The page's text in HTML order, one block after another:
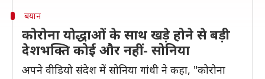
बयान
कोरोना योद्धाओं के साथ खड़े होने से बड़ी
देशभक्ति कोई और नहीं- सोनिया
अपने वीडियो संदेश में सोनिया गांधी ने कहा, "कोरोना